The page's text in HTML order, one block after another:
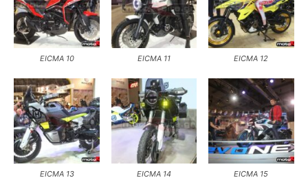
EICMA 10 EICMA 11 EICMA 12
EICMA 13 EICMA 14 EICMA 15